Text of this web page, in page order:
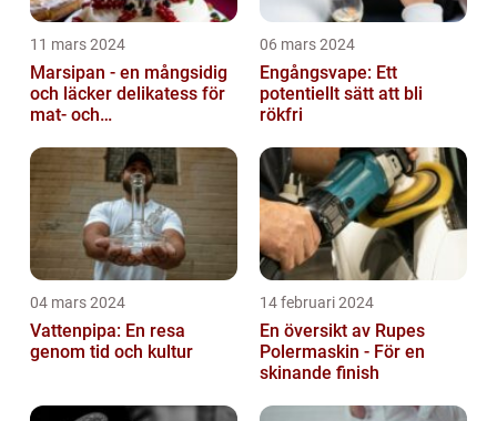
11 mars 2024
Marsipan - en mångsidig
och läcker delikatess för
mat- och
06 mars 2024
Engångsvape: Ett
potentiellt sätt att bli
rökfri
04 mars 2024
Vattenpipa: En resa
genom tid och kultur
14 februari 2024
En översikt av Rupes
Polermaskin - För en
skinande finish